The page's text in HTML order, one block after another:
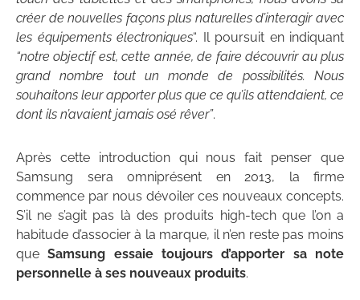
créer de nouvelles façons plus naturelles d’interagir avec
les équipements électroniques“. Il poursuit en indiquant
“notre objectif est, cette année, de faire découvrir au plus
grand nombre tout un monde de possibilités. Nous
souhaitons leur apporter plus que ce qu’ils attendaient, ce
dont ils n’avaient jamais osé rêver”.
Après cette introduction qui nous fait penser que
Samsung sera omniprésent en 2013, la firme
commence par nous dévoiler ces nouveaux concepts.
S’il ne s’agit pas là des produits high-tech que l’on a
habitude d’associer à la marque, il n’en reste pas moins
queSamsung essaie toujours d’apporter sa note
personnelle à ses nouveaux produits.